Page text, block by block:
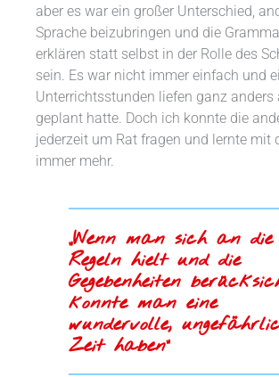
aber es war ein großer Unterschied,
Sprache beizubringen und die
erklären statt selbst in der Rolle des
sein. Es war nicht immer einfach und
Unterrichtsstunden liefen ganz anders
geplant hatte. Doch ich konnte die
jederzeit um Rat fragen und lernte mit
immer mehr.
„Wenn man sich an die
Regeln hielt und die
Gegebenheiten
konnte man eine
wundervolle,
Zeit haben“